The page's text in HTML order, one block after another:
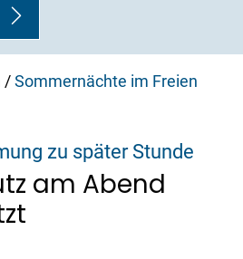
/Sommernächte im Freien
zu später Stunde
am Abend